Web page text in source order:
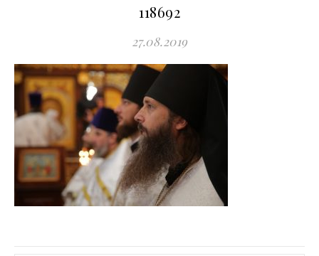
118692
27.08.2019